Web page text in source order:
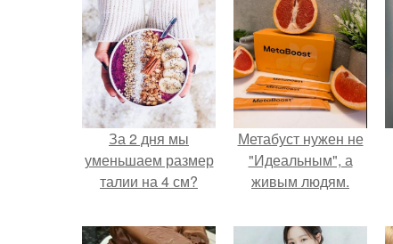
За 2 дня мы
уменьшаем размер
талии на 4 см?
Метабуст нужен не
"Идеальным", а
живым людям.